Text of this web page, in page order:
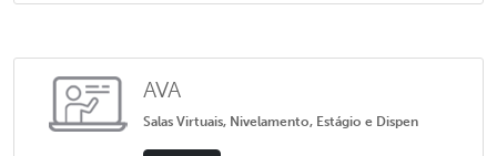
AVA
Salas Virtuais, Nivelamento, Estágio e Dispen